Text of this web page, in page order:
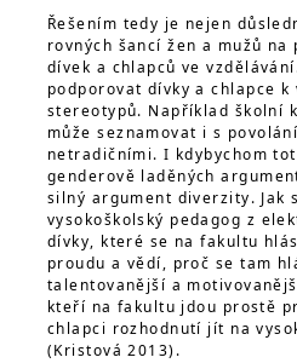
Řešením tedy je nejen
rovných šancí žen a mužů
dívek a chlapců ve
podporovat dívky a chlapce k
stereotypů. Například školní
může seznamovat i s
netradičními. I kdybychom
genderově laděných
silný argument diverzity. Jak
vysokoškolský pedagog z
dívky, které se na fakultu
proudu a vědí, proč se tam
talentovanější a
kteří na fakultu jdou prostě
chlapci rozhodnutí jít na
(Kristová 2013).